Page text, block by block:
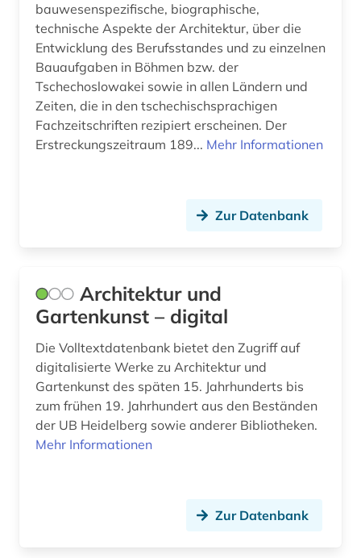
innenarchitektur (4)
innenraumbegrünung (1)
internationale kooperation (1)
internationale norm (1)
islamische architektur (1)
iso-norm (1)
israelische (1)
juden (1)
jüdisch (1)
bauwesenspezifische, biographische,
technische Aspekte der Architektur, über die
Entwicklung des Berufsstandes und zu einzelnen
Bauaufgaben in Böhmen bzw. der
Tschechoslowakei sowie in allen Ländern und
Zeiten, die in den tschechischsprachigen
Fachzeitschriften rezipiert erscheinen. Der
Erstreckungszeitraum 189... Mehr Informationen
Zur Datenbank
Architektur und
Gartenkunst – digital
Die Volltextdatenbank bietet den Zugriff auf
digitalisierte Werke zu Architektur und
Gartenkunst des späten 15. Jahrhunderts bis
zum frühen 19. Jahrhundert aus den Beständen
der UB Heidelberg sowie anderer Bibliotheken.
Mehr Informationen
Zur Datenbank